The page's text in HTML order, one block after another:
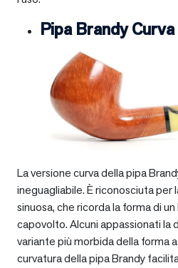
Pipa Brandy Curva
La versione curva della pipa
ineguagliabile. È riconosciuta per
sinuosa, che ricorda la forma di
capovolto. Alcuni appassionati la
variante più morbida della forma
curvatura della pipa Brandy